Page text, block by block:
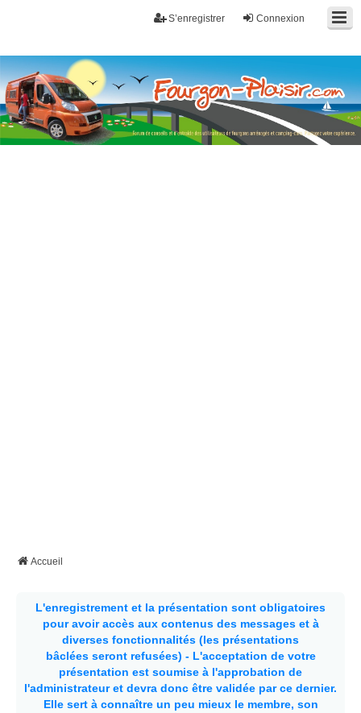
Connexion
S’enregistrer
Fourgon-plaisir.com
Forum de conseils et d'entraide des utilisateurs de fourgons, fourgons
aménagés, vans et de camping-car. Partagez votre expérience.
Accueil
L'enregistrement et la présentation sont obligatoires
pour avoir accès aux contenus des messages et à
diverses fonctionnalités (les présentations
bâclées seront refusées) - L'acceptation de votre
présentation est soumise à l'approbation de
l'administrateur et devra donc être validée par ce dernier.
Elle sert à connaître un peu mieux le membre, son